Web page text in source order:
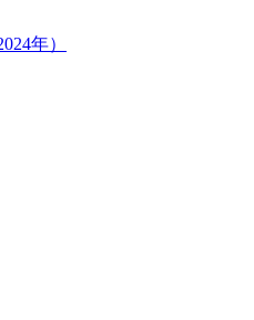
年）